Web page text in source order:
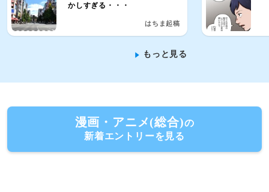
かしすぎる・・・
はちま起稿
もっと見る
漫画・アニメ(総合)の
新着エントリーを見る